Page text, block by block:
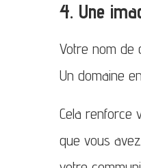
4. Une
Votre nom de
Un domaine
Cela renforce
que vous